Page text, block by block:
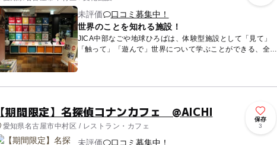
未評価
口コミ募集中！
世界のことを知れる施設！
JICA中部なごや地球ひろばは、体験型施設として「見て」
「触って」「遊んで」世界について学ぶことができる、全天
候型施設です。
【期間限定】名探偵コナンカフェ @AICHI
愛知県名古屋市中村区 / レストラン・カフェ
保存
3
未評価 口コミ募集中！